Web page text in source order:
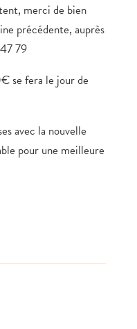
merci de bien
précédente, auprès
79
se fera le jour de
avec la nouvelle
pour une meilleure